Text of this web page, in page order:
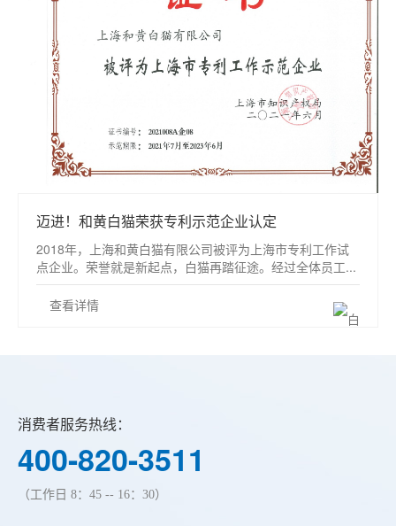
迈进！和黄白猫荣获专利示范企业认定
2018年，上海和黄白猫有限公司被评为上海市专利工作试
点企业。荣誉就是新起点，白猫再踏征途。经过全体员工...
查看详情
消费者服务热线：
400-820-3511
（工作日 8：45 -- 16：30）